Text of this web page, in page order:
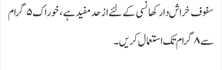
سفوف خراش دار کھانسی کے لئے ازحد مفید ہے، خوراک ۵ گرام
سے ۸ گرام تک استعمال کریں۔